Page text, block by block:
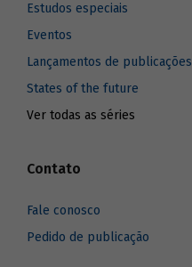
Estudos especiais
Eventos
Lançamentos de publicações
States of the future
Ver todas as séries
Contato
Fale conosco
Pedido de publicação